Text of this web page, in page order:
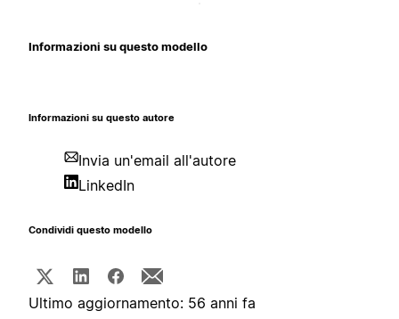
Informazioni su questo modello
Informazioni su questo autore
Invia un'email all'autore
LinkedIn
Condividi questo modello
Ultimo aggiornamento: 56 anni fa